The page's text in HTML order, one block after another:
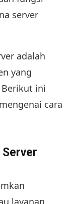
server
adalah
yang
ini
cara